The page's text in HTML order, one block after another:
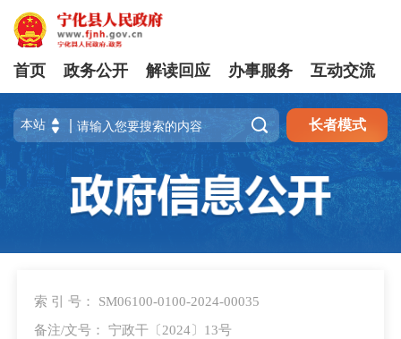
首页 政务公开 解读回应 办事服务 互动交流
 长者模式
索 引 号： SM06100-0100-2024-00035
备注/文号： 宁政干〔2024〕13号